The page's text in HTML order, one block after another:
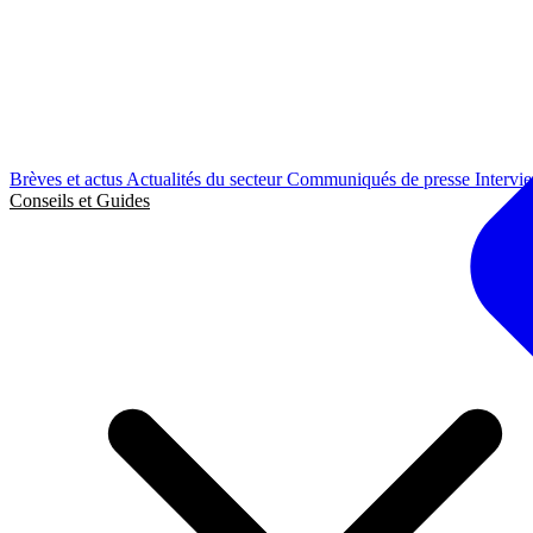
Brèves et actus Actualités du secteurCommuniqués de presse
Conseils et Guides